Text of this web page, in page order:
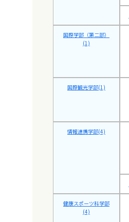
国際学部（第二部）
(1)
国際観光学部(1)
情報連携学部(4)
健康スポーツ科学部
(4)